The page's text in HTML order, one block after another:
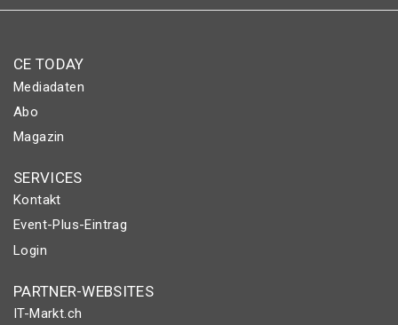
CE TODAY
Mediadaten
Abo
Magazin
SERVICES
Kontakt
Event-Plus-Eintrag
Login
PARTNER-WEBSITES
IT-Markt.ch